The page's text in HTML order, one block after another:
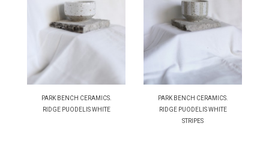
PARK BENCH CERAMICS.
RIDGE PUODELIS WHITE
PARK BENCH CERAMICS.
RIDGE PUODELIS WHITE
STRIPES